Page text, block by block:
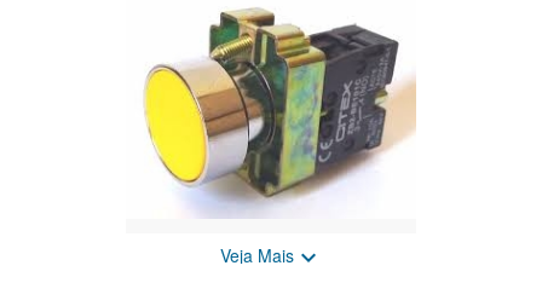
Veja Mais